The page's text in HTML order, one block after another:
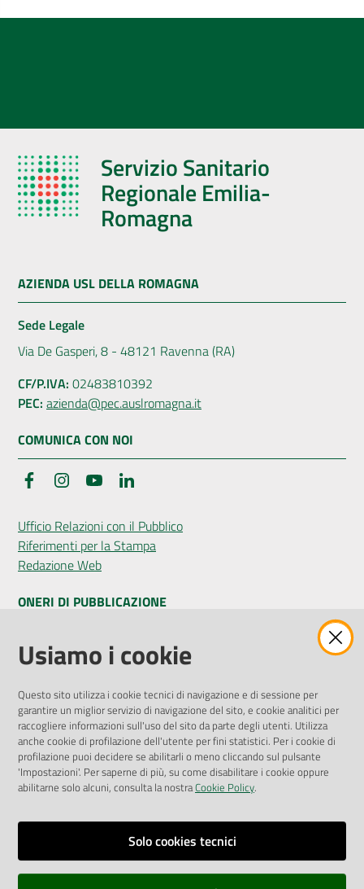
Servizio Sanitario
Regionale Emilia-
Romagna
AZIENDA USL DELLA ROMAGNA
Sede Legale
Via De Gasperi, 8 - 48121 Ravenna (RA)
CF/P.IVA: 02483810392
PEC: azienda@pec.auslromagna.it
COMUNICA CON NOI
FacebookInstagramYouTube
Ufficio Relazioni con il Pubblico
Riferimenti per la Stampa
Redazione Web
ONERI DI PUBBLICAZIONE
Amministrazione Trasparente
Pubblicità legale
Privacy Policy
Attuazione Misure PNRR
Liste di Attesa
ENTI, IMPRESE E PARTNER
Fatturazione Elettronica
Richiesta Patrocinio
Usiamo i cookie
Questo sito utilizza i cookie tecnici di navigazione e di sessione per
garantire un miglior servizio di navigazione del sito, e cookie analitici per
raccogliere informazioni sull'uso del sito da parte degli utenti. Utilizza
anche cookie di profilazione dell'utente per fini statistici. Per i cookie di
profilazione puoi decidere se abilitarli o meno cliccando sul pulsante
'Impostazioni'. Per saperne di più, su come disabilitare i cookie oppure
abilitarne solo alcuni, consulta la nostraCookie Policy.
Solo cookies tecnici